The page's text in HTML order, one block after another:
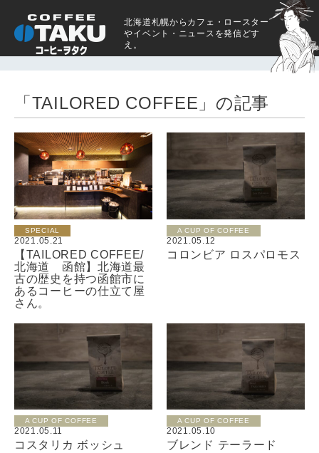
北海道札幌からカフェ・ロースター
やイベント・ニュースを発信どす
え。
「TAILORED COFFEE」の記事
SPECIAL
2021.05.21
【TAILORED COFFEE/
北海道 函館】北海道最
古の歴史を持つ函館市に
あるコーヒーの仕立て屋
さん。
A CUP OF COFFEE
2021.05.12
コロンビア ロスパロモス
A CUP OF COFFEE
2021.05.11
コスタリカ ボッシュ
A CUP OF COFFEE
2021.05.10
ブレンド テーラード